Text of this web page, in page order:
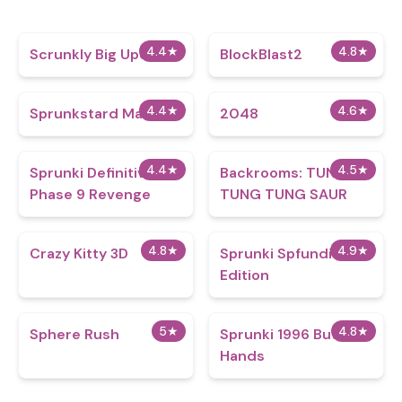
4.4★
Scrunkly Big Update 4.8★
BlockBlast2
4.4★
Sprunkstard Mard 4.6★
2048
4.4★
Sprunki Definitive
Phase 9 Revenge
4.5★
Backrooms: TUNG
TUNG TUNG SAUR
4.8★
Crazy Kitty 3D 4.9★
Sprunki Spfundi Fans
Edition
5★
Sphere Rush 4.8★
Sprunki 1996 But with
Hands